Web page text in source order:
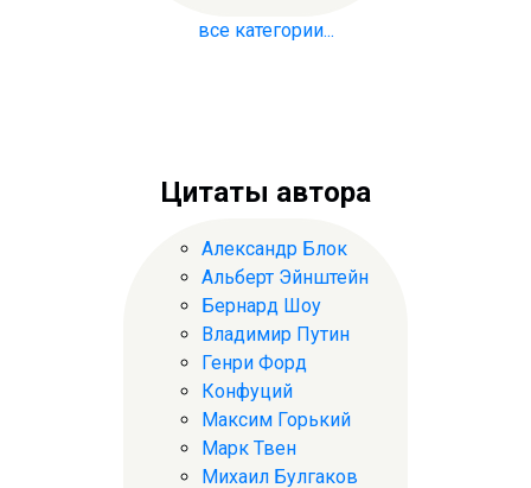
все категории...
Цитаты автора
Александр Блок
Альберт Эйнштейн
Бернард Шоу
Владимир Путин
Генри Форд
Конфуций
Максим Горький
Марк Твен
Михаил Булгаков